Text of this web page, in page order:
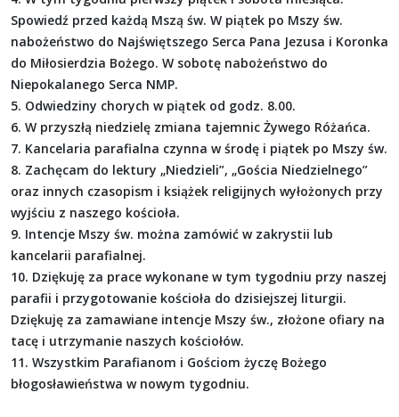
Spowiedź przed każdą Mszą św. W piątek po Mszy św.
nabożeństwo do Najświętszego Serca Pana Jezusa i Koronka
do Miłosierdzia Bożego. W sobotę nabożeństwo do
Niepokalanego Serca NMP.
5. Odwiedziny chorych w piątek od godz. 8.00.
6. W przyszłą niedzielę zmiana tajemnic Żywego Różańca.
7. Kancelaria parafialna czynna w środę i piątek po Mszy św.
8. Zachęcam do lektury „Niedzieli”, „Gościa Niedzielnego”
oraz innych czasopism i książek religijnych wyłożonych przy
wyjściu z naszego kościoła.
9. Intencje Mszy św. można zamówić w zakrystii lub
kancelarii parafialnej.
10. Dziękuję za prace wykonane w tym tygodniu przy naszej
parafii i przygotowanie kościoła do dzisiejszej liturgii.
Dziękuję za zamawiane intencje Mszy św., złożone ofiary na
tacę i utrzymanie naszych kościołów.
11. Wszystkim Parafianom i Gościom życzę Bożego
błogosławieństwa w nowym tygodniu.